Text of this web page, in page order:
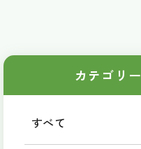
カテゴリー
すべて